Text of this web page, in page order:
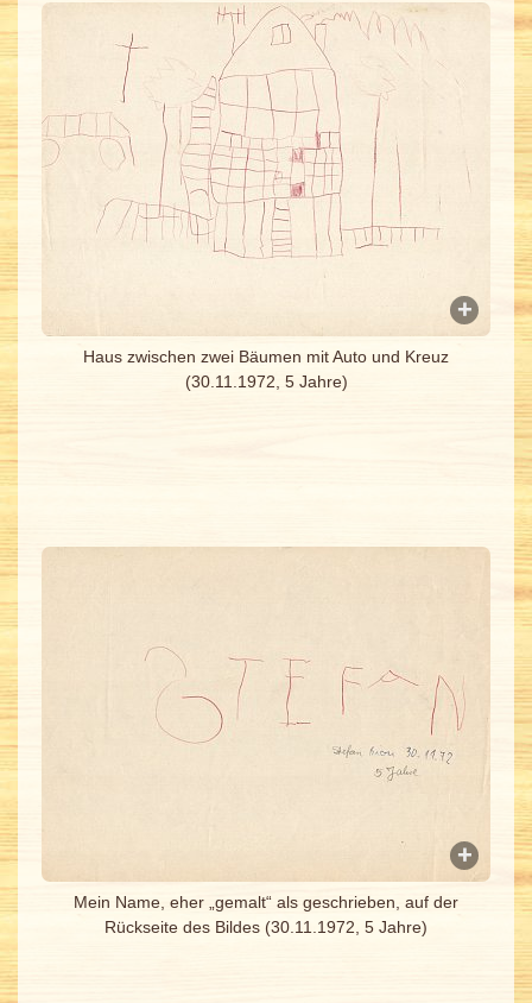
Haus zwischen zwei Bäumen mit Auto und Kreuz
(30.11.1972, 5 Jahre)
Mein Name, eher „gemalt“ als geschrieben, auf der
Rückseite des Bildes (30.11.1972, 5 Jahre)